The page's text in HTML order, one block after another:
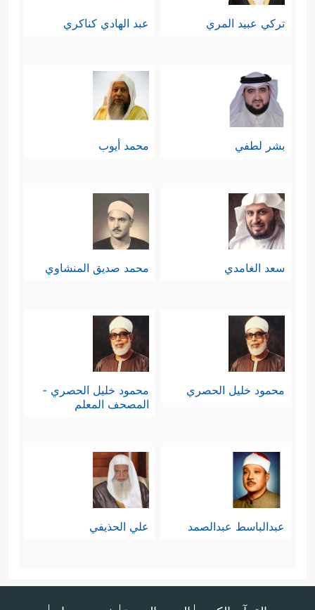
تركي عبيد المري عبد الهادي كناكري
بشر لطفي محمد أيوب
سعد الغامدي محمد صديق المنشاوي
محمود خليل الحصري
محمود خليل الحصري -
المصحف المعلم
عبدالباسط عبدالصمد علي الحذيفي